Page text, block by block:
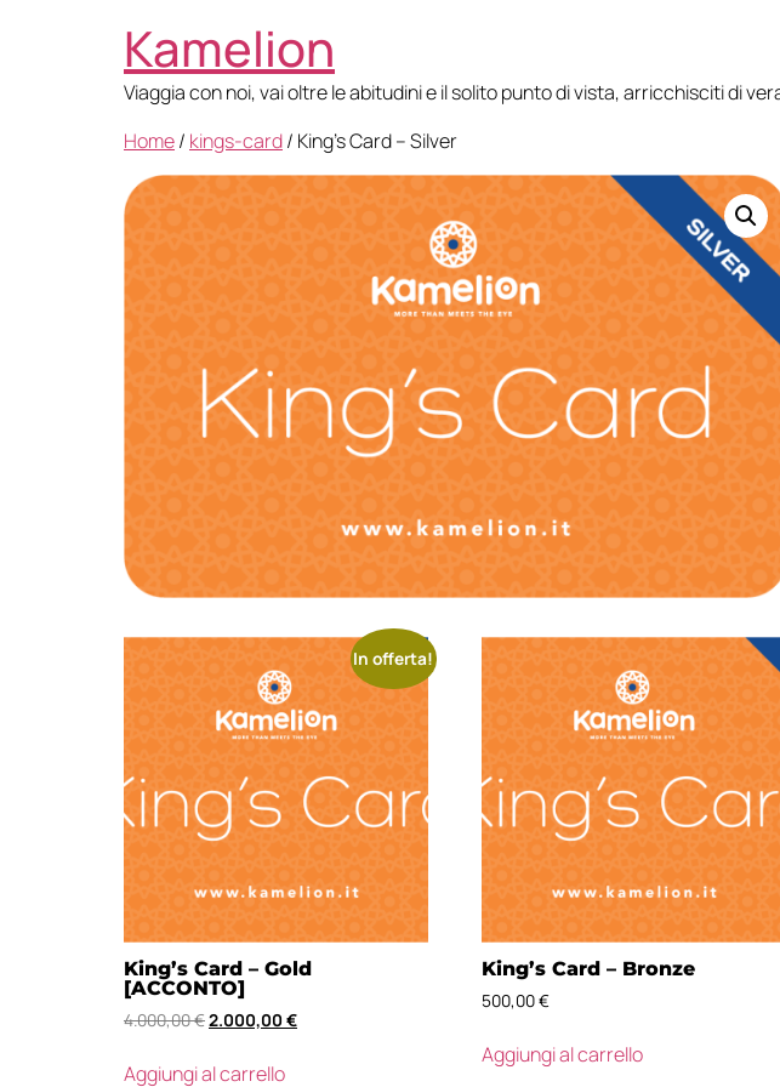
Kamelion
Viaggia con noi, vai oltre le abitudini e il solito punto di vista, arricchisciti di
Home/ kings-card/ King’s Card – Silver
In offerta!
King’s Card – Gold
[ACCONTO]
4.000,00€2.000,00 €
Aggiungi al carrello
King’s Card – Bronze
500,00€
Aggiungi al carrello